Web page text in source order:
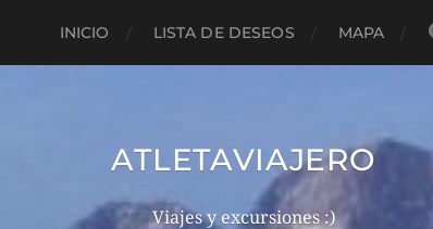
INICIO LISTA DE DESEOS MAPA
ATLETAVIAJERO
Viajes y excursiones :)